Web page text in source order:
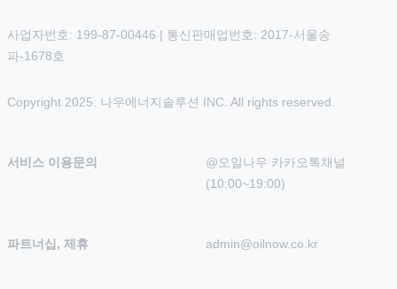
사업자번호: 199-87-00446 | 통신판매업번호: 2017-서울송
파-1678호
Copyright 2025. 나우에너지솔루션 INC. All rights reserved.
서비스 이용문의
@오일나우 카카오톡채널
(10:00~19:00)
파트너십, 제휴 admin@oilnow.co.kr